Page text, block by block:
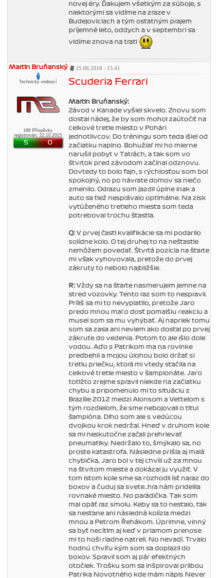
novej éry. Ďakujem všetkým za súboje, s
niektorými sa vidíme na zraze v
Budejoviciach a tým ostatným prajem
príjemné leto, oddych a v septembri sa
vidíme znova na trati
Martin Bruňanský
Technický vedoucí
166 Příspěvky
registrován: 22.10.2015
5 0
25.06.2018 - 15:41
Scuderia Ferrari
Martin Bruňanský:
Závod v Kanade vyšiel skvelo. Znovu som
dostal nádej, že by som mohol zaútočiť na
celkové tretie miesto v Pohári
jednotlivcov. Do tréningu som teda išiel od
začiatku naplno. Bohužiaľ mi ho mierne
narušil pobyt v Tatrách, a tak som vo
štvrtok pred závodom začínal odznovu.
Dovtedy to bolo fajn, s rýchlosťou som bol
spokojný, no po návrate domov sa niečo
zmenilo. Odrazu som jazdil úplne inak a
auto sa tiež nesprávalo optimálne. Na zisk
vytúženého tretieho miesta som teda
potreboval trochu šťastia.
Q: V prvej časti kvalifikácie sa mi podarilo
solídne kolo. O tej druhej to na nešťastie
nemôžem povedať. Štvrtá pozícia na štarte
mi však vyhovovala, pretože do prvej
zákruty to nebolo najbližšie.
R: Vždy sa na štarte nasmerujem jemne na
stred vozovky. Tento raz som to nespravil.
Príliš sa mi to nevyplatilo, pretože Jaro
predo mnou mal o dosť pomalšiu reakciu a
musel som sa mu vyhýbať. Aj napriek tomu
som sa zasa ani neviem ako dostal po prvej
zákrute do vedenia. Potom to ale išlo dole
vodou. Aďo s Patrikom ma na rovinke
predbehli a mojou úlohou bolo držať si
tretiu priečku, ktorá mi vtedy stačila na
celkové tretie miesto v šampionáte. Jaro
totižto zrejme spravil niekde na začiatku
chybu a pripomenulo mi to situáciu z
Brazílie 2012 medzi Alonsom a Vettelom s
tým rozdielom, že sme nebojovali o titul
šampióna. Dlho som ale s vedúcou
dvojkou krok nedržal. Hneď v druhom kole
sa mi neskutočne začali prehrievať
pneumatiky. Nedržalo to, šmýkalo sa, no
proste katastrofa. Následne prišla aj malá
chybička, Jaro bol v tej chvíli už za mnou
na štvrtom mieste a dokázal ju využiť. V
tom istom kole sme sa rozhodli ísť naraz do
boxov a čuduj sa svete..hra nám pridelila
rovnaké miesto. No parádička. Tak som
mal opäť raz smolu. Keby sa to nestalo, tak
sa nestane ani následná kolízia medzi
mnou a Petrom Řehákom. Úprimne, vinný
sa byť necítim aj keď v priamom prenose
mi to hoši riadne natreli. No nevadí. Trvalo
hodnú chvíľu kým som sa doplazil do
boxov. Spravil som aj pár efektných
otočiek. Trošku som sa inšpiroval prilbou
Patrika Novotného kde mám nápis Never